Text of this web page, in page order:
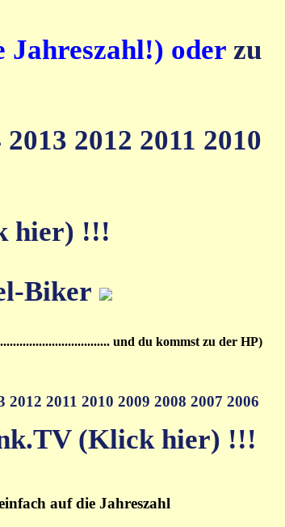
oder zu
2013 2012 2011 2010
hier) !!!
und du kommst zu der HP)
2012 2011 2010 2009 2008 2007 2006
(Klick hier) !!!
auf die Jahreszahl